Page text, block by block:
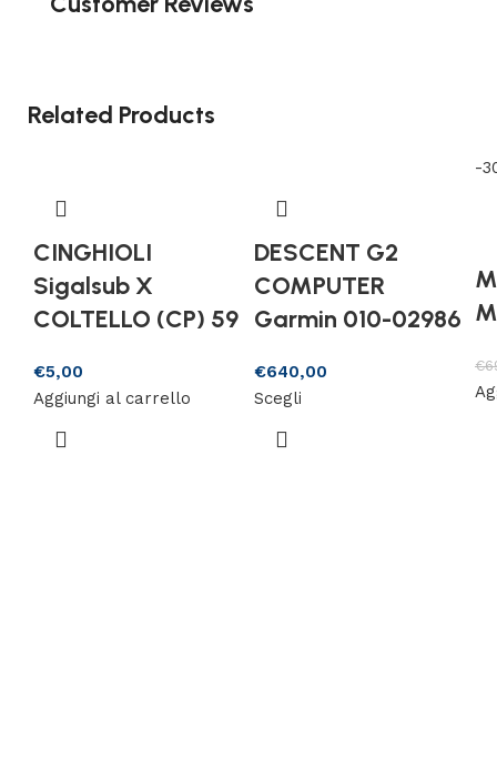
Related Products
CINGHIOLI
Sigalsub X
COLTELLO (CP) 59
€5,00
Aggiungi al carrello
DESCENT G2
COMPUTER
Garmin 010-02986
€640,00
Scegli
-
€